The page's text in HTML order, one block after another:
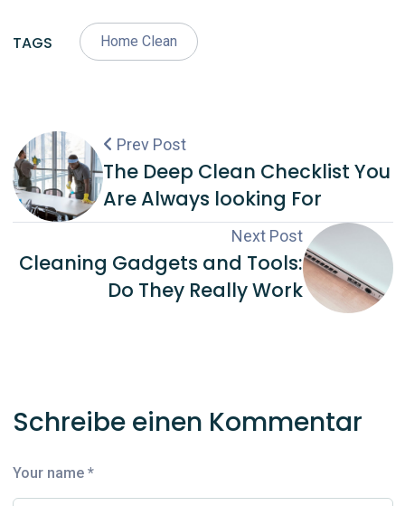
TAGS Home Clean
Prev Post
The Deep Clean Checklist You
Are Always looking For
Next Post
Cleaning Gadgets and Tools:
Do They Really Work
Schreibe einen Kommentar
Your name *